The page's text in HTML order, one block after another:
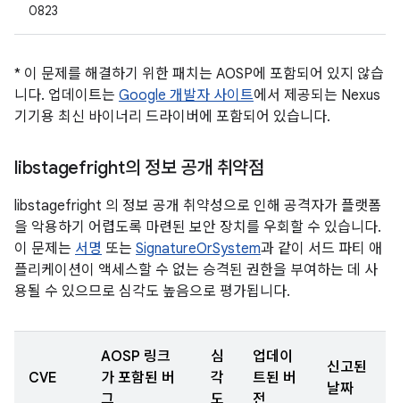
0823
* 이 문제를 해결하기 위한 패치는 AOSP에 포함되어 있지 않습
니다. 업데이트는 Google 개발자 사이트에서 제공되는 Nexus
기기용 최신 바이너리 드라이버에 포함되어 있습니다.
libstagefright의 정보 공개 취약점
libstagefright 의 정보 공개 취약성으로 인해 공격자가 플랫폼
을 악용하기 어렵도록 마련된 보안 장치를 우회할 수 있습니다.
이 문제는 서명 또는 SignatureOrSystem과 같이 서드 파티 애
플리케이션이 액세스할 수 없는 승격된 권한을 부여하는 데 사
용될 수 있으므로 심각도 높음으로 평가됩니다.
CVE
AOSP 링크
가 포함된 버
그
심
각
도
업데이
트된 버
전
신고된
날짜